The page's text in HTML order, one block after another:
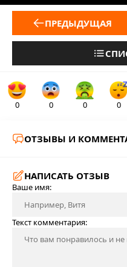
ПРЕДЫДУЩАЯ
0 0 0 0
ОТЗЫВЫ И
НАПИСАТЬ ОТЗЫВ
Ваше имя:
Текст комментария: